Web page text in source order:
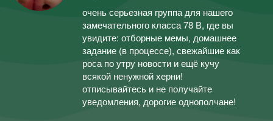
очень серьезная группа для нашего
замечательного класса 78 В, где вы
увидите: отборные мемы, домашнее
задание (в процессе), свежайшие как
роса по утру новости и ещё кучу
всякой ненужной херни!
отписывайтесь и не получайте
уведомления, дорогие однополчане!